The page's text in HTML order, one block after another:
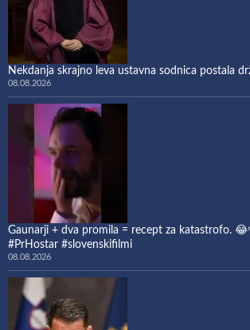
Nekdanja skrajno leva ustavna sodnica postala
08.08.2026
Gaunarji + dva promila = recept za katastrofo.
#PrHostar #slovenskifilmi
08.08.2026